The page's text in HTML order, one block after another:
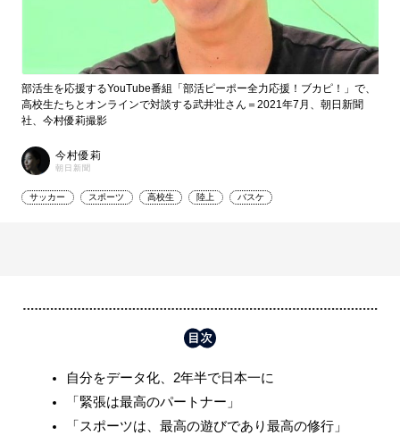
部活生を応援するYouTube番組「部活ピーポー全力応援！ブカピ！」で、
高校生たちとオンラインで対談する武井壮さん＝2021年7月、朝日新聞
社、今村優莉撮影
今村優莉
朝日新聞
サッカー スポーツ 高校生 陸上 バスケ
自分をデータ化、2年半で日本一に
「緊張は最高のパートナー」
「スポーツは、最高の遊びであり最高の修行」